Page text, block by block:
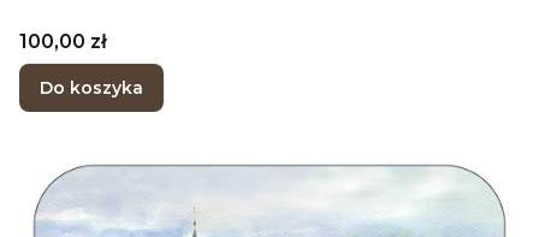
Cena
100,00 zł
Do koszyka